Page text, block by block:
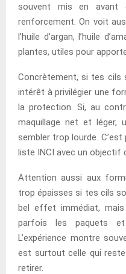
souvent mis en avant
renforcement. On voit
l’huile d’argan, l’huile
plantes, utiles pour
Concrètement, si tes
intérêt à privilégier une
la protection. Si, au
maquillage net et léger,
sembler trop lourde.
liste INCI avec un objectif
Attention aussi aux
trop épaisses si tes cils
bel effet immédiat,
parfois les paquets et
L’expérience montre
est surtout celle qui
retirer.